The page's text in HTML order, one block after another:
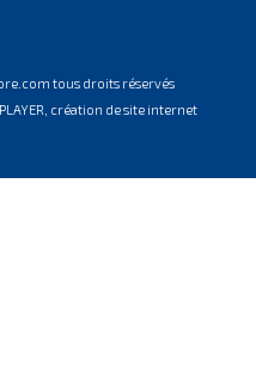
tous droits réservés
création de site internet